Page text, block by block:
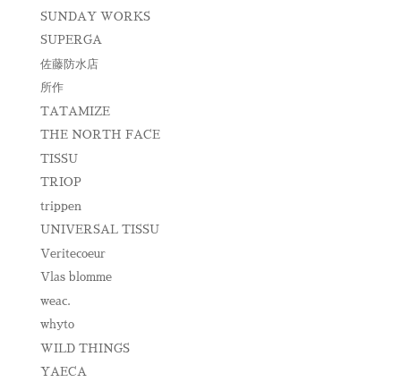
SUNDAY WORKS
SUPERGA
佐藤防水店
所作
TATAMIZE
THE NORTH FACE
TISSU
TRIOP
trippen
UNIVERSAL TISSU
Veritecoeur
Vlas blomme
weac.
whyto
WILD THINGS
YAECA